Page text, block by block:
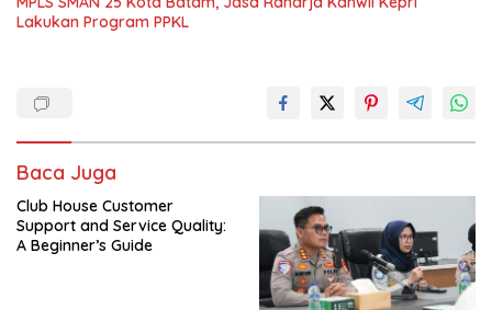
Lakukan Program PPKL
Baca Juga
Club House Customer
Support and Service Quality:
A Beginner’s Guide